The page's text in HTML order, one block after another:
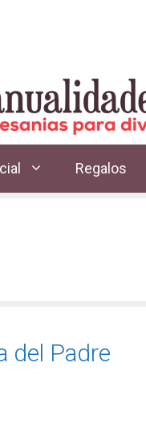
Regalos
del Padre